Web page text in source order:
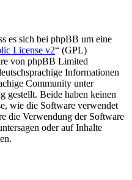
es sich bei phpBB um eine
License v2“ (GPL)
von phpBB Limited
Informationen
Community unter
gestellt. Beide haben keinen
wie die Software verwendet
die Verwendung der Software
oder auf Inhalte